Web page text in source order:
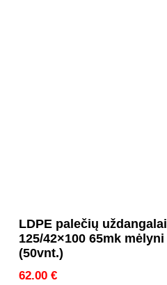
LDPE palečių uždangalai
125/42×100 65mk mėlyni
(50vnt.)
62.00 €